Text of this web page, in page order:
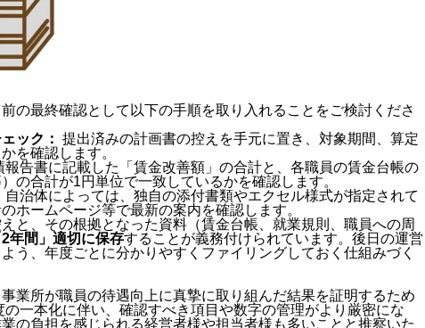
の最終確認として以下の手順を取り入れることをご検討くださ
ック： 提出済みの計画書の控えを手元に置き、対象期間、算定
を確認します。
報告書に記載した「賃金改善額」の合計と、各職員の賃金台帳の
の合計が1円単位で一致しているかを確認します。
自治体によっては、独自の添付書類やエクセル様式が指定されて
ホームページ等で最新の案内を確認します。
と、その根拠となった資料（賃金台帳、就業規則、職員への周
2年間」適切に保存することが義務付けられています。後日の運営
う、年度ごとに分かりやすくファイリングしておく仕組みづく
業所が職員の待遇向上に真摯に取り組んだ結果を証明するため
一本化に伴い、確認すべき項目や数字の管理がより厳密にな
の負担を感じられる経営者様や担当者様も多いことと推察いた